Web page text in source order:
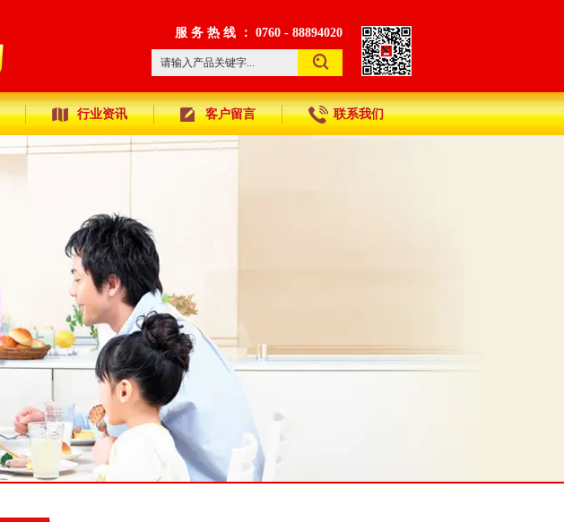
服 务 热 线 ： 0760 - 88894020
行业资讯 客户留言 联系我们